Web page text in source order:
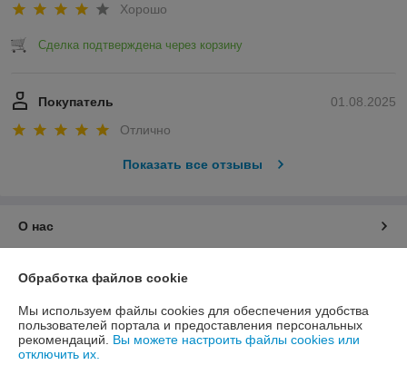
Хорошо
Сделка подтверждена через корзину
01.08.2025
Покупатель
Отлично
Показать все отзывы
О нас
Доставка и оплата
График работы
Обработка файлов cookie
Мы используем файлы cookies для обеспечения удобства
пользователей портала и предоставления персональных
рекомендаций. Вы можете настроить файлы cookies или
отключить их.